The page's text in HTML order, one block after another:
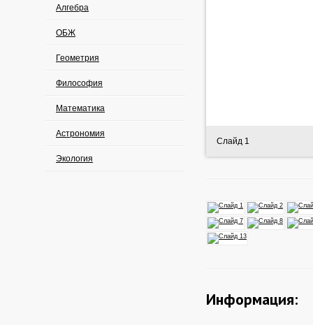
Алгебра
ОБЖ
Геометрия
Философия
Математика
Астрономия
Экология
Слайд 1
Информация: